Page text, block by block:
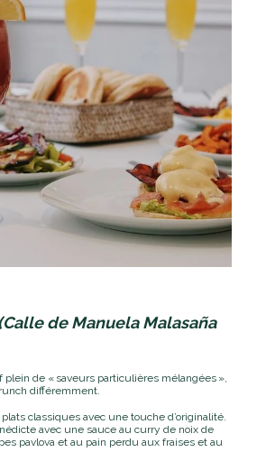
(Calle de Manuela Malasaña
plein de « saveurs particulières mélangées »,
différemment.
classiques avec une touche d’originalité.
avec une sauce au curry de noix de
pavlova et au pain perdu aux fraises et au